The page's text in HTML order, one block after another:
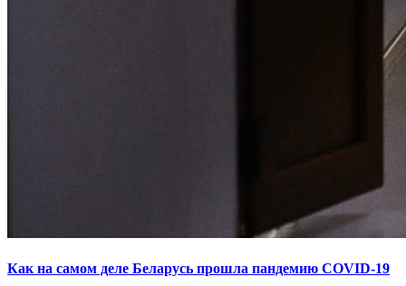
Как на самом деле Беларусь прошла пандемию COVID-19